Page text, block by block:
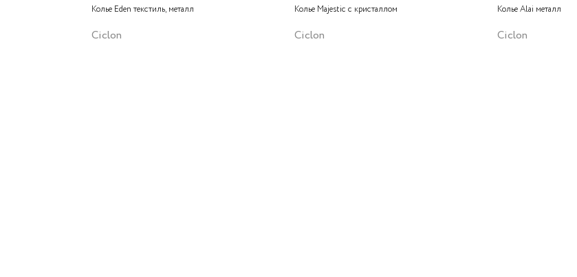
Колье Eden текстиль, металл
Ciclon
Колье Majestic с кристаллом
Ciclon
Колье Alai металл
Ciclon